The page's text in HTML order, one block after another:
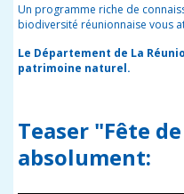
Un programme riche de
biodiversité réunionnaise vous
Le Département de La
patrimoine naturel.
Teaser "Fête
absolument: